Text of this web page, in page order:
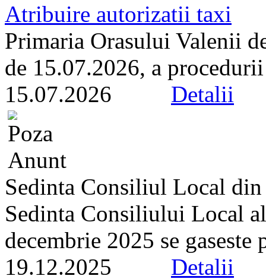
Atribuire autorizatii taxi
Primaria Orasului Valenii
de 15.07.2026, a
15.07.2026 Detalii
Sedinta Consiliul Local
Sedinta Consiliului Local
decembrie 2025 se
19.12.2025 Detalii